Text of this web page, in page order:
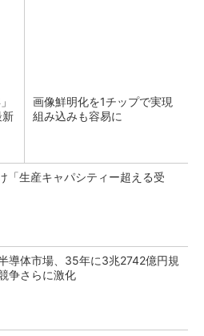
新
画像鮮明化を1チップで実現
組み込みも容易に
「生産キャパシティー超える受
導体市場、35年に3兆2742億円規
争さらに激化